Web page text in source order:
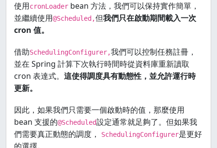
使用cronLoader bean 方法，我們可以保持實作簡單，
並繼續使用@Scheduled,但我們只在啟動期間載入一次
cron 值。
借助SchedulingConfigurer,我們可以控制任務註冊，
並在 Spring 計算下次執行時間時從資料庫重新讀取
cron 表達式。 這使得調度具有動態性，並允許運行時
更新。
因此，如果我們只需要一個啟動時的值，那麼使用
bean 支援的@Scheduled設定通常就足夠了。但如果我
們需要真正動態的調度，
SchedulingConfigurer是更好